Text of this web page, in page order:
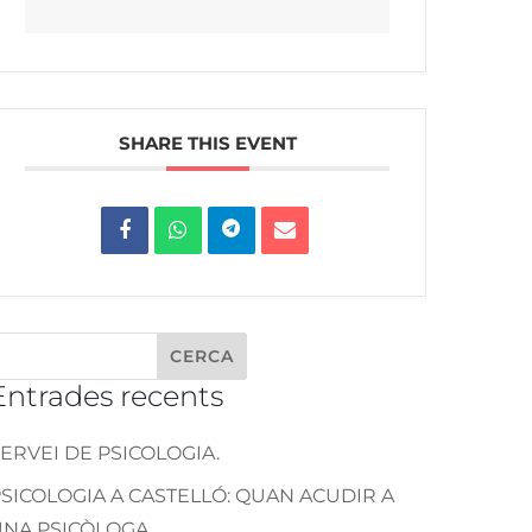
SHARE THIS EVENT
recents
DE PSICOLOGIA.
A CASTELLÓ: QUAN ACUDIR A